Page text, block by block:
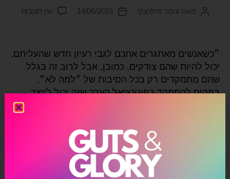
מאת עומר מילויצקי 14/06/2023 אין תגובות
״כשאנשים מאתגרים אתכם לגבי רעיון חדש שהעליתם,
יכול להיות שהם צודקים, כמובן, אבל לרוב זה בגלל
שהם מתמקדים רק בכל הסיבות של ״למה לא״,
במקום להתמקד בפוטנציאל הערך שזה יכול לייצר.
מדובר בצורת מחשבה. זו גם צורת מחשבה לקבל את
באופן שבו אתם בוחנים הזדמנויות. זו […]
,חדשנות,עיצוב,עיצוב מוצר